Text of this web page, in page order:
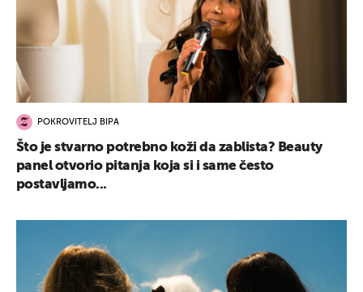
POKROVITELJ BIPA
Što je stvarno potrebno koži da zablista? Beauty
panel otvorio pitanja koja si i same često
postavljamo...